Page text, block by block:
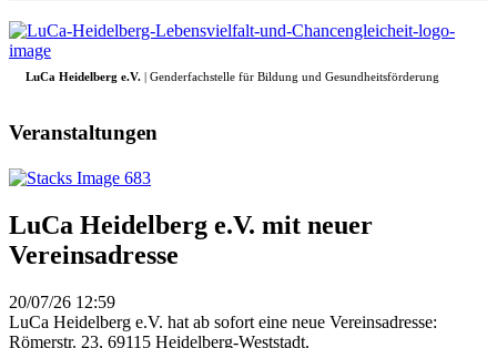
LuCa Heidelberg e.V. | Genderfachstelle für Bildung und Gesundheitsförderung
Veranstaltungen
LuCa Heidelberg e.V. mit neuer
Vereinsadresse
20/07/26 12:59
LuCa Heidelberg e.V. hat ab sofort eine neue Vereinsadresse:
Römerstr. 23, 69115 Heidelberg-Weststadt.